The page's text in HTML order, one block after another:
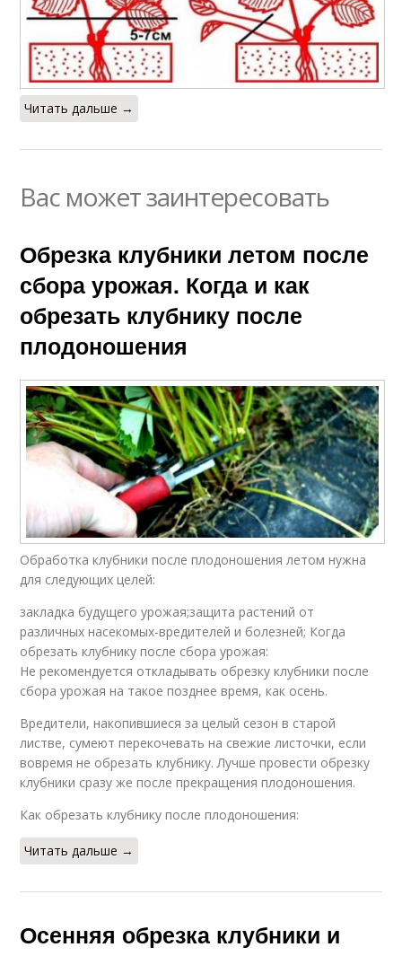
Читать дальше →
Вас может заинтересовать
Обрезка клубники летом после
сбора урожая. Когда и как
обрезать клубнику после
плодоношения
Обработка клубники после плодоношения летом нужна
для следующих целей:
закладка будущего урожая;защита растений от
различных насекомых-вредителей и болезней; Когда
обрезать клубнику после сбора урожая:
Не рекомендуется откладывать обрезку клубники после
сбора урожая на такое позднее время, как осень.
Вредители, накопившиеся за целый сезон в старой
листве, сумеют перекочевать на свежие листочки, если
вовремя не обрезать клубнику. Лучше провести обрезку
клубники сразу же после прекращения плодоношения.
Как обрезать клубнику после плодоношения:
Читать дальше →
Осенняя обрезка клубники и